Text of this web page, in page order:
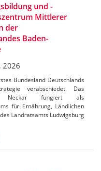
und -
Mittlerer
der
Baden-
2026
Bundesland Deutschlands
verabschiedet. Das
Neckar fungiert als
für Ernährung, Ländlichen
Landratsamts Ludwigsburg